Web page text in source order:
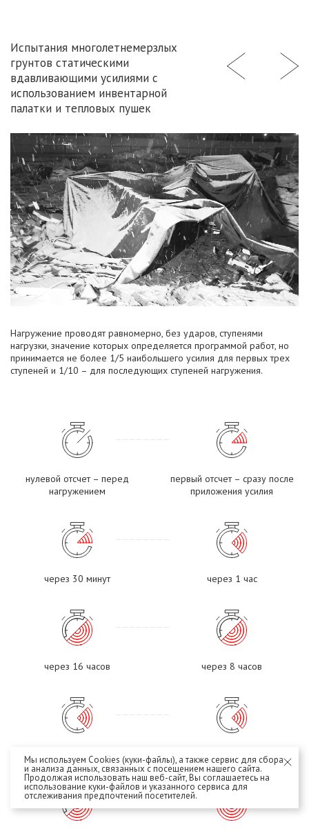
Мы используем Cookies (куки-файлы), а также сервис для сбора
и анализа данных, связанных с посещением нашего сайта.
Продолжая использовать наш веб-сайт, Вы соглашаетесь на
использование куки-файлов и указанного сервиса для
отслеживания предпочтений посетителей.
Испытания многолетнемерзлых
грунтов статическими
вдавливающими усилиями с
использованием инвентарной
палатки и тепловых пушек
Нагружение проводят равномерно, без ударов, ступенями
нагрузки, значение которых определяется программой работ, но
принимается не более 1/5 наибольшего усилия для первых трех
ступеней и 1/10 – для последующих ступеней нагружения.
нулевой отсчет – перед
нагружением
первый отсчет – сразу после
приложения усилия
через 30 минут через 1 час
через 16 часов через 8 часов
через 4 часа